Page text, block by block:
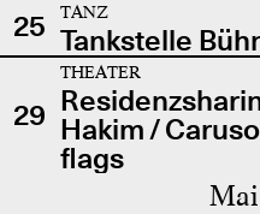
25
TANZ
Tankstelle
29
THEATER
Hakim /
flags